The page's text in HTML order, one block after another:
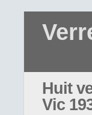
Huit
Vic